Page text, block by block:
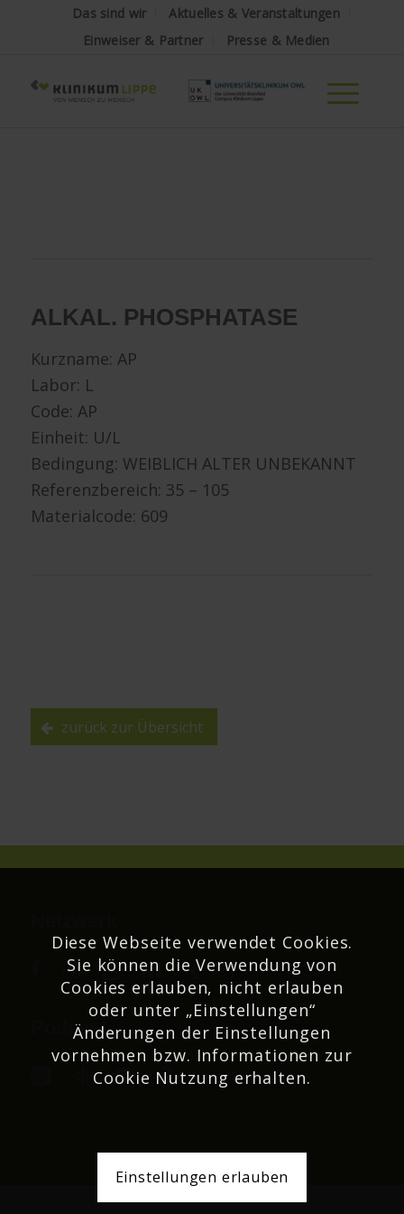
Das sind wir
Aktuelles & Veranstaltungen
Einweiser & Partner
Presse & Medien
ALKAL. PHOSPHATASE
Kurzname: AP
Labor: L
Code: AP
Einheit: U/L
Bedingung: WEIBLICH ALTER UNBEKANNT
Referenzbereich: 35 – 105
Materialcode: 609
zurück zur Übersicht
Podcast
Diese Webseite verwendet Cookies.
Sie können die Verwendung von
Cookies erlauben, nicht erlauben
oder unter „Einstellungen“
Änderungen der Einstellungen
vornehmen bzw. Informationen zur
Cookie Nutzung erhalten.
Einstellungen erlauben